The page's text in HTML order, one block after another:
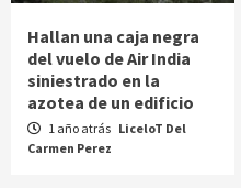
Hallan una caja negra
del vuelo de Air India
siniestrado en la
azotea de un edificio
1 año atrás LiceloT Del
Carmen Perez